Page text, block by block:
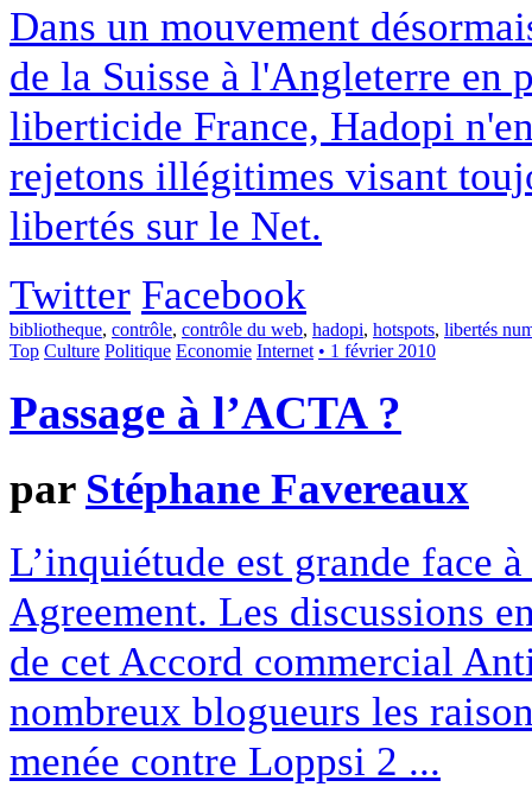
Dans un mouvement
de la Suisse à l'Angleterre en
liberticide France, Hadopi
rejetons illégitimes visant
libertés sur le Net.
Twitter Facebook
bibliotheque, contrôle, contrôle du web, hadopi, hotspots, libertés
Top Culture Politique Economie Internet • 1 février 2010
Passage à l’ACTA ?
par Stéphane Favereaux
L’inquiétude est grande face
Agreement. Les discussions
de cet Accord commercial
nombreux blogueurs les
menée contre Loppsi 2 ...